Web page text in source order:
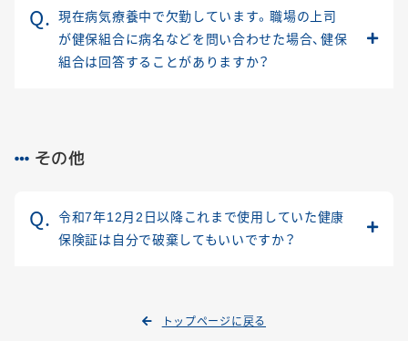
現在病気療養中で欠勤しています。職場の上司
が健保組合に病名などを問い合わせた場合、健保
組合は回答することがありますか？
その他
令和7年12月2日以降これまで使用していた健康
保険証は自分で破棄してもいいですか？
トップページに戻る